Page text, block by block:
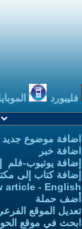
فليبورد
اضافة موضوع جديد
اضافة خبر
إضافة يوتيوب-فلم
إضافة كتاب إلى
article - English
أضف حملة
تعديل الموقع
ابحث في موقع